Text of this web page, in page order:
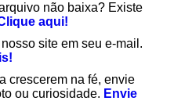
não baixa? Existe
aqui!
site em seu e-mail.
crescerem na fé, envie
ou curiosidade. Envie